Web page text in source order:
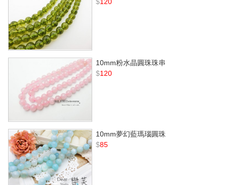
10mm粉水晶圓珠珠串
$120
10mm夢幻藍瑪瑙圓珠
$85